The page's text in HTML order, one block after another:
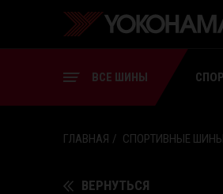
ВСЕ ШИНЫ
СПОРТИВНЫЕ ШИНЫ
ШИНЫ ДЛЯ ВИЛОЧНЫХ
ГЛАВНАЯ СПОРТИВНЫЕ ШИНЫ
ВЕРНУТЬСЯ